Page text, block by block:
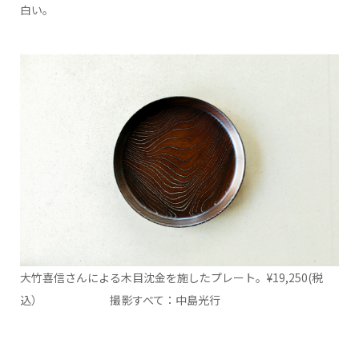
白い。
大竹喜信さんによる木目沈金を施したプレート。¥19,250(税
込） 撮影すべて：中島光行